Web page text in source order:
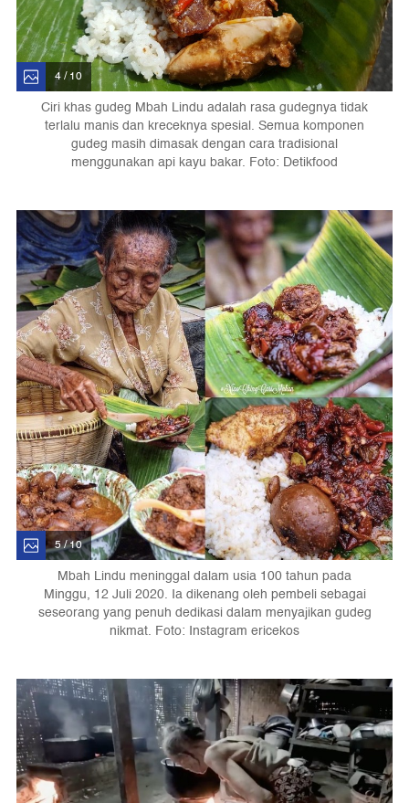
4 / 10
Ciri khas gudeg Mbah Lindu adalah rasa gudegnya tidak
terlalu manis dan kreceknya spesial. Semua komponen
gudeg masih dimasak dengan cara tradisional
menggunakan api kayu bakar. Foto: Detikfood
5 / 10
Mbah Lindu meninggal dalam usia 100 tahun pada
Minggu, 12 Juli 2020. Ia dikenang oleh pembeli sebagai
seseorang yang penuh dedikasi dalam menyajikan gudeg
nikmat. Foto: Instagram ericekos